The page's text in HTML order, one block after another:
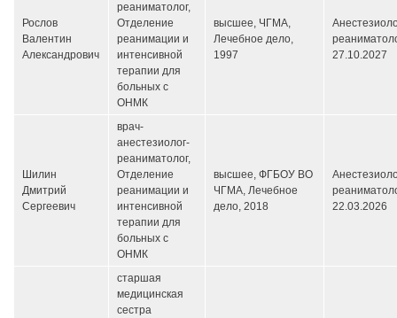
Рослов
Валентин
Александрович
реаниматолог,
Отделение
реанимации и
интенсивной
терапии для
больных с
ОНМК
высшее, ЧГМА,
Лечебное дело,
1997
27.10.2027
Шилин
Дмитрий
Сергеевич
врач-
анестезиолог-
реаниматолог,
Отделение
реанимации и
интенсивной
терапии для
больных с
ОНМК
высшее, ФГБОУ ВО
ЧГМА, Лечебное
дело, 2018
22.03.2026
старшая
медицинская
сестра